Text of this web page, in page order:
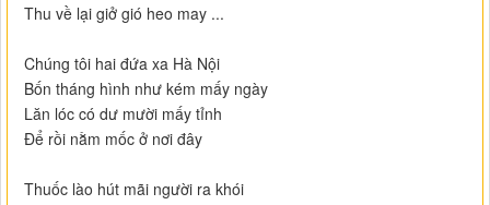
Thu về lại giở gió heo may ...
Chúng tôi hai đứa xa Hà Nội
Bốn tháng hình như kém mấy ngày
Lăn lóc có dư mười mấy tỉnh
Để rồi nằm mốc ở nơi đây
Thuốc lào hút mãi người ra khói